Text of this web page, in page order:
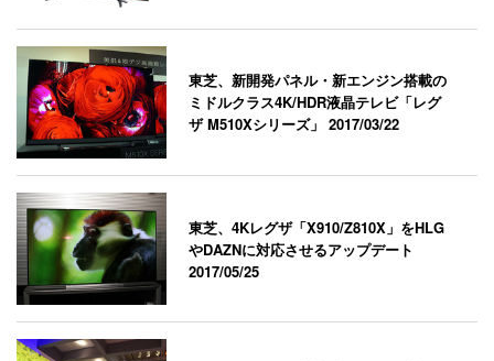
東芝、新開発パネル・新エンジン搭載の
ミドルクラス4K/HDR液晶テレビ「レグ
ザ M510Xシリーズ」2017/03/22
東芝、4Kレグザ「X910/Z810X」をHLG
やDAZNに対応させるアップデート
2017/05/25